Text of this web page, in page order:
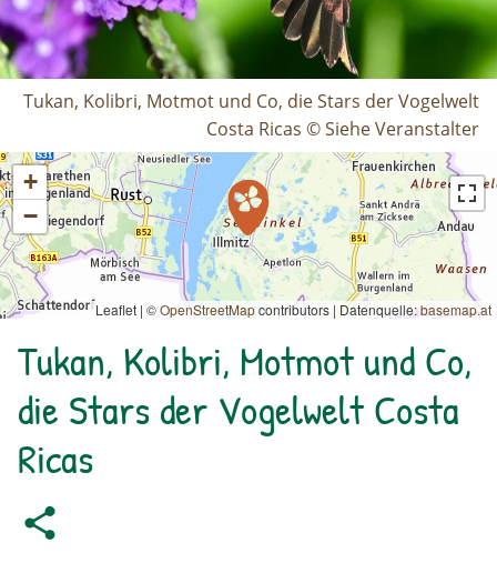
Tukan, Kolibri, Motmot und Co, die Stars der Vogelwelt
Costa Ricas © Siehe Veranstalter
+
−
Leaflet | ©OpenStreetMapcontributors |Datenquelle:basemap.at
Tukan, Kolibri, Motmot und Co,
die Stars der Vogelwelt Costa
Ricas